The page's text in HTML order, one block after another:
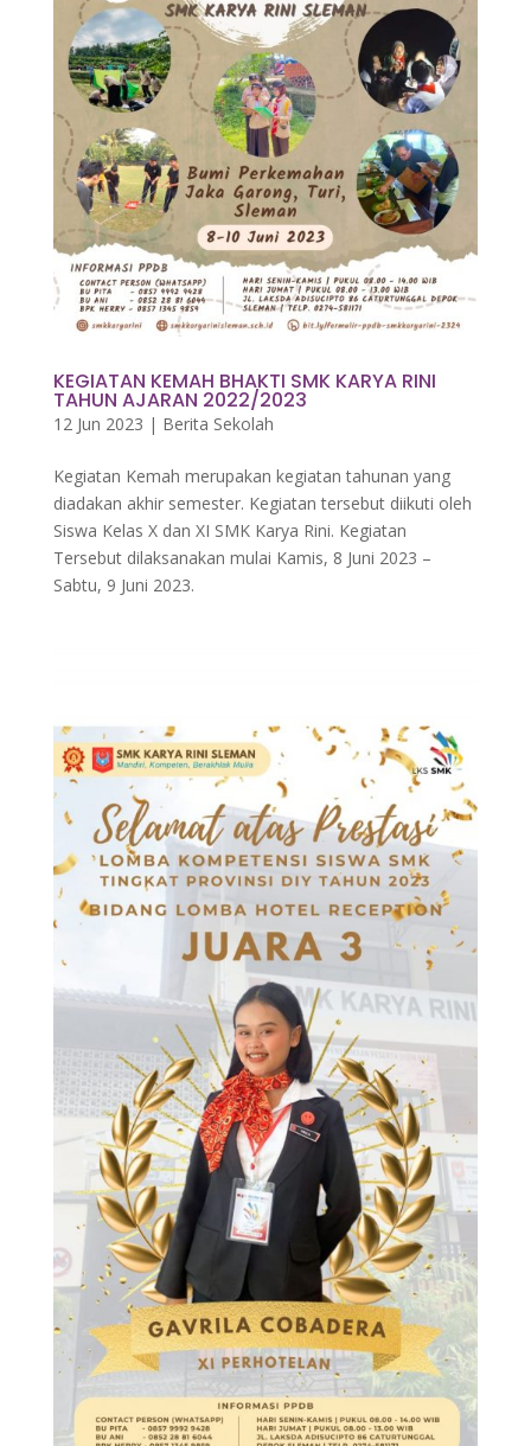
KEGIATAN KEMAH BHAKTI SMK KARYA RINI
TAHUN AJARAN 2022/2023
12 Jun 2023 | Berita Sekolah
Kegiatan Kemah merupakan kegiatan tahunan yang
diadakan akhir semester. Kegiatan tersebut diikuti oleh
Siswa Kelas X dan XI SMK Karya Rini. Kegiatan
Tersebut dilaksanakan mulai Kamis, 8 Juni 2023 –
Sabtu, 9 Juni 2023.